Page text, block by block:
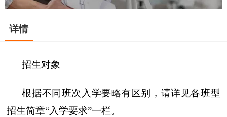
详情
招生对象
根据不同班次入学要略有区别，请详见各班型
招生简章“入学要求”一栏。